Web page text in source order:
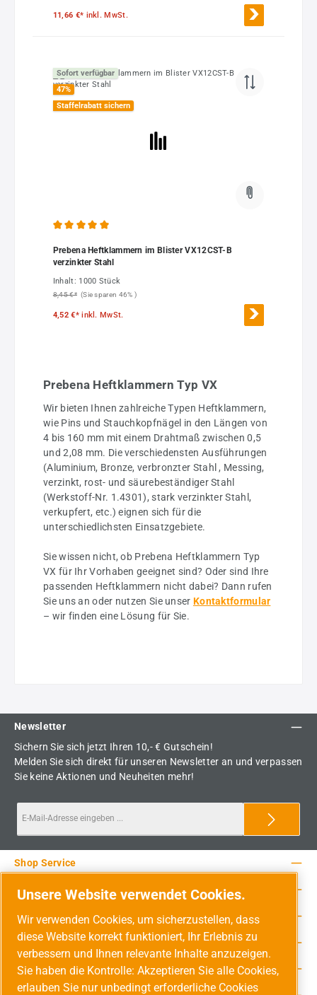
11,66 €* inkl. MwSt.
Sofort verfügbar
47%
Staffelrabatt sichern
Prebena Heftklammern im Blister VX12CST-B
verzinkter Stahl
Inhalt: 1000 Stück
8,45 €* (Sie sparen 46% )
4,52 €*inkl. MwSt.
Prebena Heftklammern Typ VX
Wir bieten Ihnen zahlreiche Typen Heftklammern,
wie Pins und Stauchkopfnägel in den Längen von
4 bis 160 mm mit einem Drahtmaß zwischen 0,5
und 2,08 mm. Die verschiedensten Ausführungen
(Aluminium, Bronze, verbronzter Stahl , Messing,
verzinkt, rost- und säurebeständiger Stahl
(Werkstoff-Nr. 1.4301), stark verzinkter Stahl,
verkupfert, etc.) eignen sich für die
unterschiedlichsten Einsatzgebiete.
Sie wissen nicht, ob Prebena Heftklammern Typ
VX für Ihr Vorhaben geeignet sind? Oder sind Ihre
passenden Heftklammern nicht dabei? Dann rufen
Sie uns an oder nutzen Sie unser Kontaktformular
– wir finden eine Lösung für Sie.
Newsletter
Sichern Sie sich jetzt Ihren 10,- € Gutschein!
Melden Sie sich direkt für unseren Newsletter an und verpassen
Sie keine Aktionen und Neuheiten mehr!
Service-Hotline
Shop Service
Rechtliche Hinweise
Unsere Vorteile
Versandarten
Unsere Website verwendet Cookies.
Wir verwenden Cookies, um sicherzustellen, dass
diese Website korrekt funktioniert, Ihr Erlebnis zu
verbessern und Ihnen relevante Inhalte anzuzeigen.
Sie haben die Kontrolle: Akzeptieren Sie alle Cookies,
erlauben Sie nur unbedingt erforderliche Cookies